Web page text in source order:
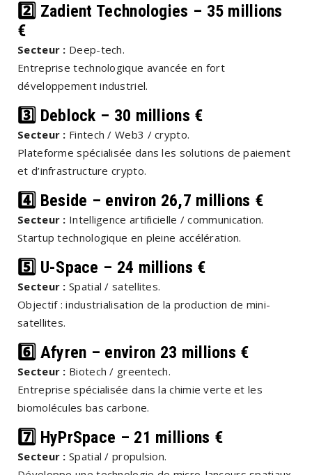
2️⃣ Zadient Technologies – 35 millions
€
Secteur : Deep-tech.
Entreprise technologique avancée en fort
développement industriel.
3️⃣ Deblock – 30 millions €
Secteur : Fintech / Web3 / crypto.
Plateforme spécialisée dans les solutions de paiement
et d’infrastructure crypto.
4️⃣ Beside – environ 26,7 millions €
Secteur : Intelligence artificielle / communication.
Startup technologique en pleine accélération.
5️⃣ U-Space – 24 millions €
Secteur : Spatial / satellites.
Objectif : industrialisation de la production de mini-
satellites.
6️⃣ Afyren – environ 23 millions €
Secteur : Biotech / greentech.
Entreprise spécialisée dans la chimie verte et les
biomolécules bas carbone.
7️⃣ HyPrSpace – 21 millions €
Secteur : Spatial / propulsion.